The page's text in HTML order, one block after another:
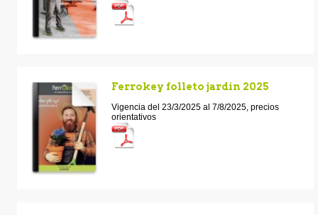
Ferrokey folleto jardin 2025
Vigencia del 23/3/2025 al 7/8/2025, precios
orientativos